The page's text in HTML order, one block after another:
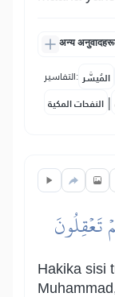
अन्य
التفاسير: المُيسَّر
النفحات المكية |
تَعۡقِلُونَ
Hakika sisi